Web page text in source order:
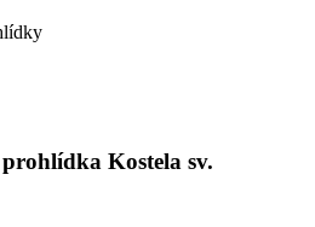
Kostela sv.